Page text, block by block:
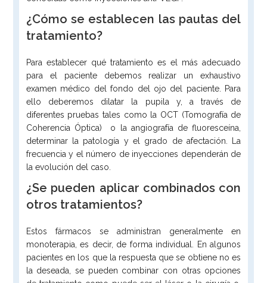
¿Cómo se establecen las pautas del
tratamiento?
Para establecer qué tratamiento es el más adecuado
para el paciente debemos realizar un exhaustivo
examen médico del fondo del ojo del paciente. Para
ello deberemos dilatar la pupila y, a través de
diferentes pruebas tales como la OCT (Tomografía de
Coherencia Óptica) o la angiografía de fluoresceína,
determinar la patología y el grado de afectación. La
frecuencia y el número de inyecciones dependerán de
la evolución del caso.
¿Se pueden aplicar combinados con
otros tratamientos?
Estos fármacos se administran generalmente en
monoterapia, es decir, de forma individual. En algunos
pacientes en los que la respuesta que se obtiene no es
la deseada, se pueden combinar con otras opciones